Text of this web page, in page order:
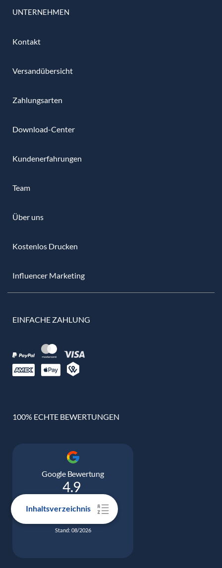
Inhaltsverzeichnis
UNTERNEHMEN
Kontakt
Versandübersicht
Zahlungsarten
Download-Center
Kundenerfahrungen
Team
Über uns
Kostenlos Drucken
Influencer Marketing
EINFACHE ZAHLUNG
100% ECHTE BEWERTUNGEN
Google Bewertung
4.9
5332 Bewertungen
Stand: 08/2026